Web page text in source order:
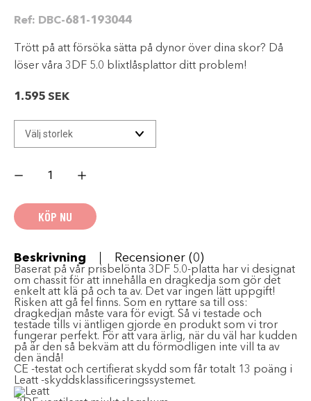
Ref: DBC-681-193044
Trött på att försöka sätta på dynor över dina skor? Då
löser våra 3DF 5.0 blixtlåsplattor ditt problem!
1.595 SEK
Knäskydd
Zip
Vit/Svart
mängd
KÖP NU
Beskrivning Recensioner (0)
Baserat på vår prisbelönta 3DF 5.0-platta har vi designat
om chassit för att innehålla en dragkedja som gör det
enkelt att klä på och ta av. Det var ingen lätt uppgift!
Risken att gå fel finns. Som en ryttare sa till oss:
dragkedjan måste vara för evigt. Så vi testade och
testade tills vi äntligen gjorde en produkt som vi tror
fungerar perfekt. För att vara ärlig, när du väl har kudden
på är den så bekväm att du förmodligen inte vill ta av
den ändå!
CE -testat och certifierat skydd som får totalt 13 poäng i
Leatt -skyddsklassificeringssystemet.